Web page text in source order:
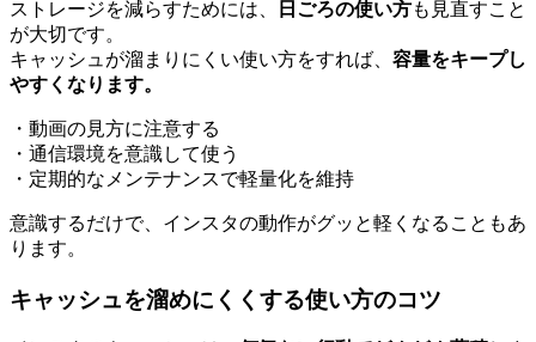
ストレージを減らすためには、 日ごろの使い方も見直すこと
が大切です。
キャッシュが溜まりにくい使い方をすれば、 容量をキープし
やすくなります。
・動画の見方に注意する
・通信環境を意識して使う
・定期的なメンテナンスで軽量化を維持
意識するだけで、インスタの動作がグッと軽くなることもあ
ります。
キャッシュを溜めにくくする使い方のコツ